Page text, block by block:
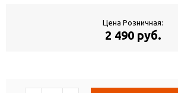
Цена Розничная:
2 490 руб.